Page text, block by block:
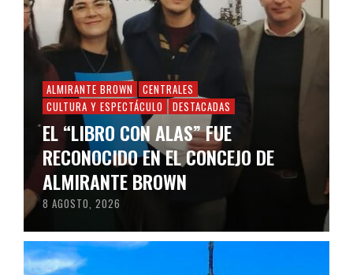
ALMIRANTE BROWN
CENTRALES
CULTURA Y ESPECTÁCULO
DESTACADAS
EL “LIBRO CON ALAS” FUE
RECONOCIDO EN EL CONCEJO DE
ALMIRANTE BROWN
8 AGOSTO, 2026